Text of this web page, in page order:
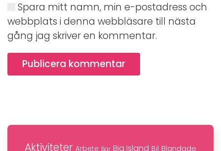
Spara mitt namn, min e-postadress och
webbplats i denna webbläsare till nästa
gång jag skriver en kommentar.
Publicera kommentar
Aktiviteter Arbete Bar Big Island Bil Blandade